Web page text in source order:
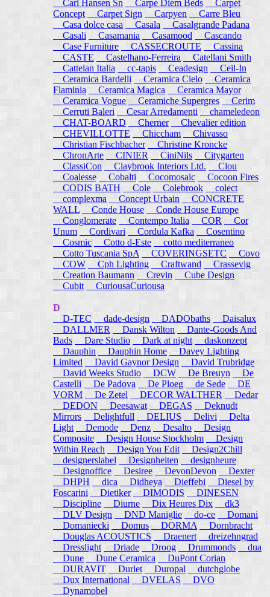
Carl Hansen Sn
Carpe Diem Beds
Carpet
Concept
Carpet Sign Carpyen
Carre Bleu
Casa dolce casa
Casala
Casalgrande Padana
Casali
Casamania Casamood
Cascando
Case Furniture
CASSECROUTE
Cassina
CASTE
Castelhano-Ferreira
Catellani Smith
Cattelan Italia
cc-tapis Ceadesign
Ceil-In
Ceramica Bardelli
Ceramica Cielo
Ceramica
Flaminia
Ceramica Magica
Ceramica Mayor
Ceramica Vogue
Ceramiche Supergres Cerim
Cerruti Baleri
Cesar Arredamenti
chameledeon
CHAT-BOARD
Cherner
Chevalier edition
CHEVILLOTTE
Chiccham
Chivasso
Christian Fischbacher
Christine Kroncke
ChronArte
CINIER CiniNils
Citygarten
ClassiCon
Claybrook Interiors Ltd.
Clou
Coalesse
Cobalti Cocomosaic
Cocoon Fires
CODIS BATH
Cole Colebrook
colect
complexma
Concept Urbain
CONCRETE
WALL
Conde House
Conde House Europe
Conglomerate
Contempo Italia COR
Cor
Unum
Cordivari Cordula Kafka
Cosentino
Cosmic
Cotto d-Este
cotto mediterraneo
Cotto Tuscania SpA
COVERINGSETC
Covo
COW
Cph Lighting Craftwand
Crassevig
Creation Baumann
Crevin
Cube Design
Cubit
CuriousaCuriousa
D
D-TEC
dade-design DADObaths
Daisalux
DALLMER
Dansk Wilton
Dante-Goods And
Bads
Dare Studio Dark at night
daskonzept
Dauphin
Dauphin Home
Davey Lighting
Limited
David Gaynor Design
David Trubridge
David Weeks Studio
DCW De Breuyn
De
Castelli
De Padova De Ploeg de Sede
DE
VORM
De Zetel DECOR WALTHER
Dedar
DEDON
Deesawat DEGAS
Deknudt
Mirrors
Delightfull DELIUS Delivi
Delta
Light
Demode Denz Desalto
Design
Composite
Design House Stockholm
Design
Within Reach
Design You Edit
Design2Chill
designerslabel
Designheiten
designheure
Designoffice
Desiree DevonDevon
Dexter
DHPH
dica Didheya Dieffebi
Diesel by
Foscarini
Dietiker DIMODIS
DINESEN
Discipline
Diurne Dix Heures Dix
dk3
DLV Design
DND Maniglie do-ce
Domani
Domaniecki
Domus DORMA
Dornbracht
Douglas ACOUSTICS
Draenert
dreizehngrad
Dresslight Driade Droog Drummonds
dua
Dune
Dune Ceramica
DuPont Corian
DURAVIT
Durlet Duropal
dutchglobe
Dux International
DVELAS
DVO
Dynamobel